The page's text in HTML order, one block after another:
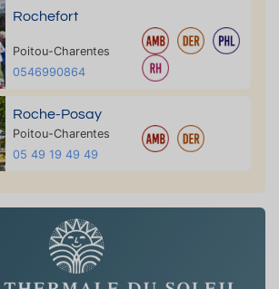
Rochefort
Poitou-Charentes
0546990864
Roche-Posay
Poitou-Charentes
05 49 19 49 49